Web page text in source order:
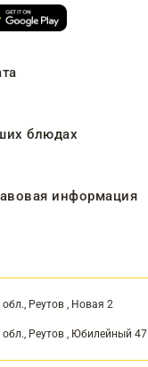
блюдах
информация
Реутов , Новая 2
Реутов , Юбилейный 47